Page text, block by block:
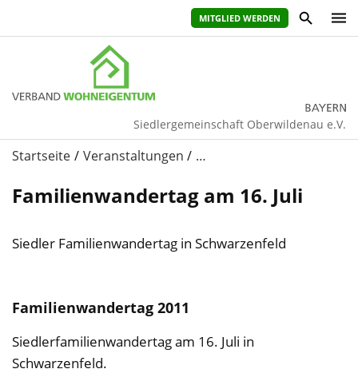
MITGLIED WERDEN
Siedlergemeinschaft Oberwildenau e.V.
Startseite Veranstaltungen …
Familienwandertag am 16. Juli
Siedler Familienwandertag in Schwarzenfeld
Familienwandertag 2011
Siedlerfamilienwandertag am 16. Juli in
Schwarzenfeld.